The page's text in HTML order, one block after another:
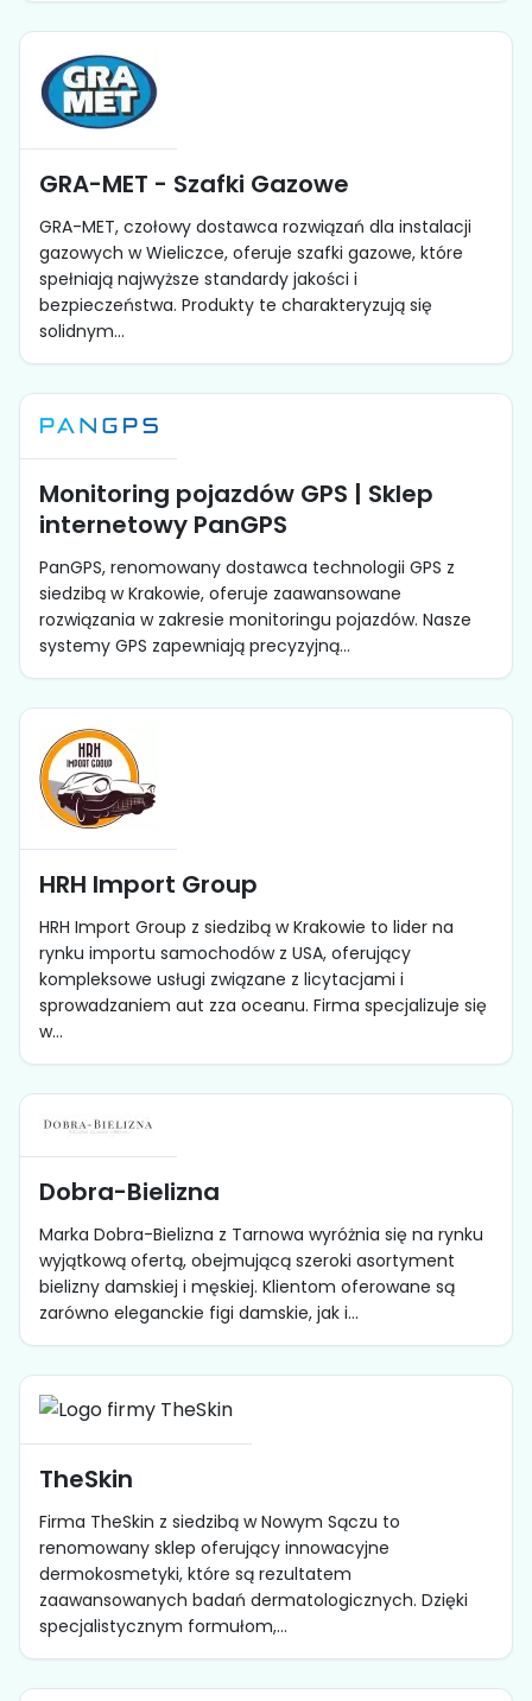
GRA-MET - Szafki Gazowe
GRA-MET, czołowy dostawca rozwiązań dla instalacji
gazowych w Wieliczce, oferuje szafki gazowe, które
spełniają najwyższe standardy jakości i
bezpieczeństwa. Produkty te charakteryzują się
solidnym...
Monitoring pojazdów GPS | Sklep
internetowy PanGPS
PanGPS, renomowany dostawca technologii GPS z
siedzibą w Krakowie, oferuje zaawansowane
rozwiązania w zakresie monitoringu pojazdów. Nasze
systemy GPS zapewniają precyzyjną...
HRH Import Group
HRH Import Group z siedzibą w Krakowie to lider na
rynku importu samochodów z USA, oferujący
kompleksowe usługi związane z licytacjami i
sprowadzaniem aut zza oceanu. Firma specjalizuje się
w...
Dobra-Bielizna
Marka Dobra-Bielizna z Tarnowa wyróżnia się na rynku
wyjątkową ofertą, obejmującą szeroki asortyment
bielizny damskiej i męskiej. Klientom oferowane są
zarówno eleganckie figi damskie, jak i...
TheSkin
Firma TheSkin z siedzibą w Nowym Sączu to
renomowany sklep oferujący innowacyjne
dermokosmetyki, które są rezultatem
zaawansowanych badań dermatologicznych. Dzięki
specjalistycznym formułom,...